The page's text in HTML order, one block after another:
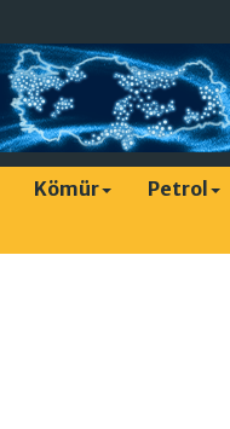
Kömür Petrol